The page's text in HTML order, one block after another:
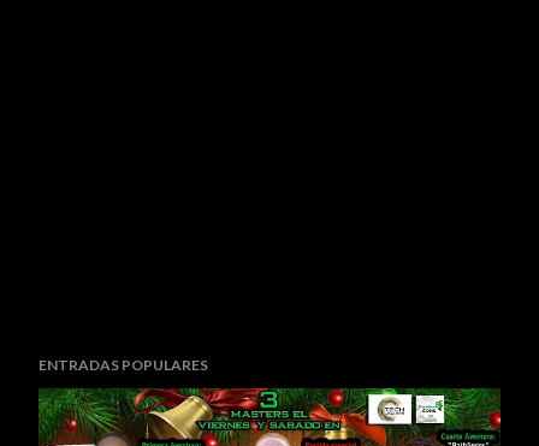
ENTRADAS POPULARES